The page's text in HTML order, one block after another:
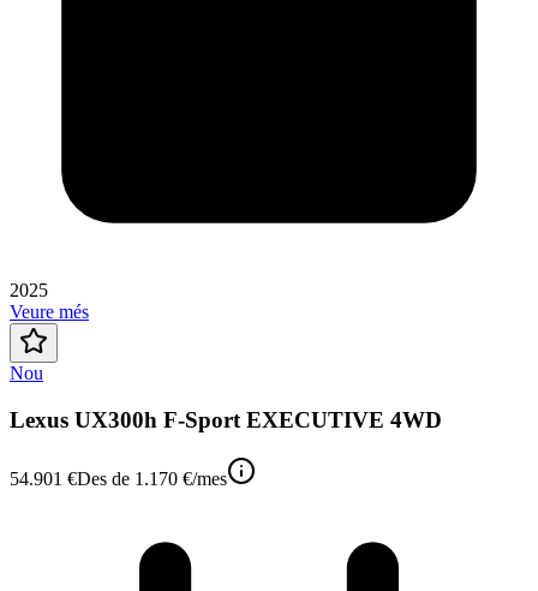
2025
Veure més
Nou
Lexus UX300h F-Sport EXECUTIVE 4WD
54.901 €Des de 1.170 €/mes